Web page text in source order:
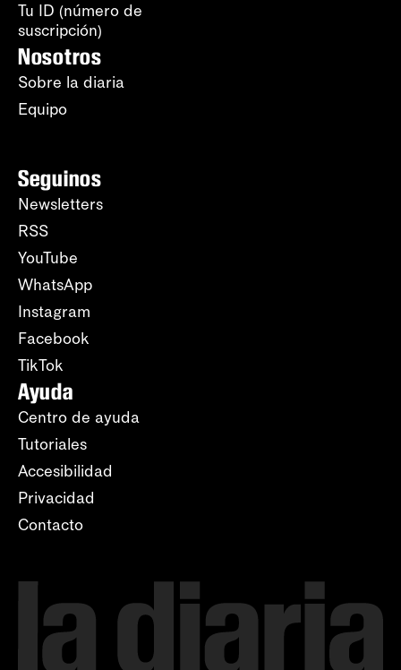
Tu ID (número de
suscripción)
Nosotros
Sobre la diaria
Equipo
Seguinos
Newsletters
RSS
YouTube
WhatsApp
Instagram
Facebook
TikTok
Ayuda
Centro de ayuda
Tutoriales
Accesibilidad
Privacidad
Contacto